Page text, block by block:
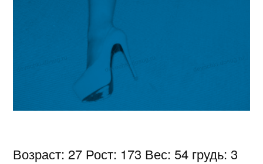
Возраст: 27 Рост: 173 Вес: 54 грудь: 3